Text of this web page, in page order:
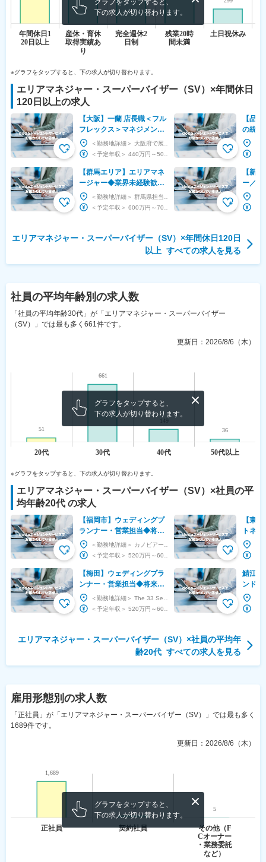
グラフをタップすると、
下の求人が切り替わります。
※グラフをタップすると、下の求人が切り替わります。
エリアマネジャー・スーパーバイザー（SV） ×年間休日
120日以上の求人
【大阪】一蘭 店長職＜フル
フレックス＞マネジメント
と経営に集中できる環境/年
休125日
【群馬エリア】エリアマネ
ージャー◆業界未経験歓
迎！◇医療・介護施設◇複
数施設の運営管理・数値改
【品
の統括
躍！
手当有
【新
ー／精
数ク
系スタ
エリアマネジャー・スーパーバイザー（SV） ×年間休日120日
以上 すべての求人を見る
社員の平均年齢別の求人数
「社員の平均年齢30代」が「エリアマネジャー・スーパーバイザー
（SV）」では最も多く661件です。
更新日： 2026/8/6（木）
グラフをタップすると、
下の求人が切り替わります。
※グラフをタップすると、下の求人が切り替わります。
エリアマネジャー・スーパーバイザー（SV） ×社員の平
均年齢20代の求人
【福岡市】ウェディングプ
ランナー・営業担当◆将来
の管理職候補／年休121日
／年収520万～／
【梅田】ウェディングプラ
ンナー・営業担当◆将来の
管理職候補／年休121日／
年収520万～／
【東
トネ
ャー
援・福
鯖江産
ンド『
SV◆
休／基
エリアマネジャー・スーパーバイザー（SV） ×社員の平均年
齢20代 すべての求人を見る
雇用形態別の求人数
「正社員」が「エリアマネジャー・スーパーバイザー（SV）」では最も多く
1689件です。
更新日： 2026/8/6（木）
グラフをタップすると、
下の求人が切り替わります。